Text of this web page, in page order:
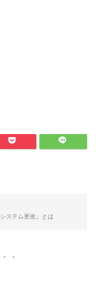
ステム更改」とは